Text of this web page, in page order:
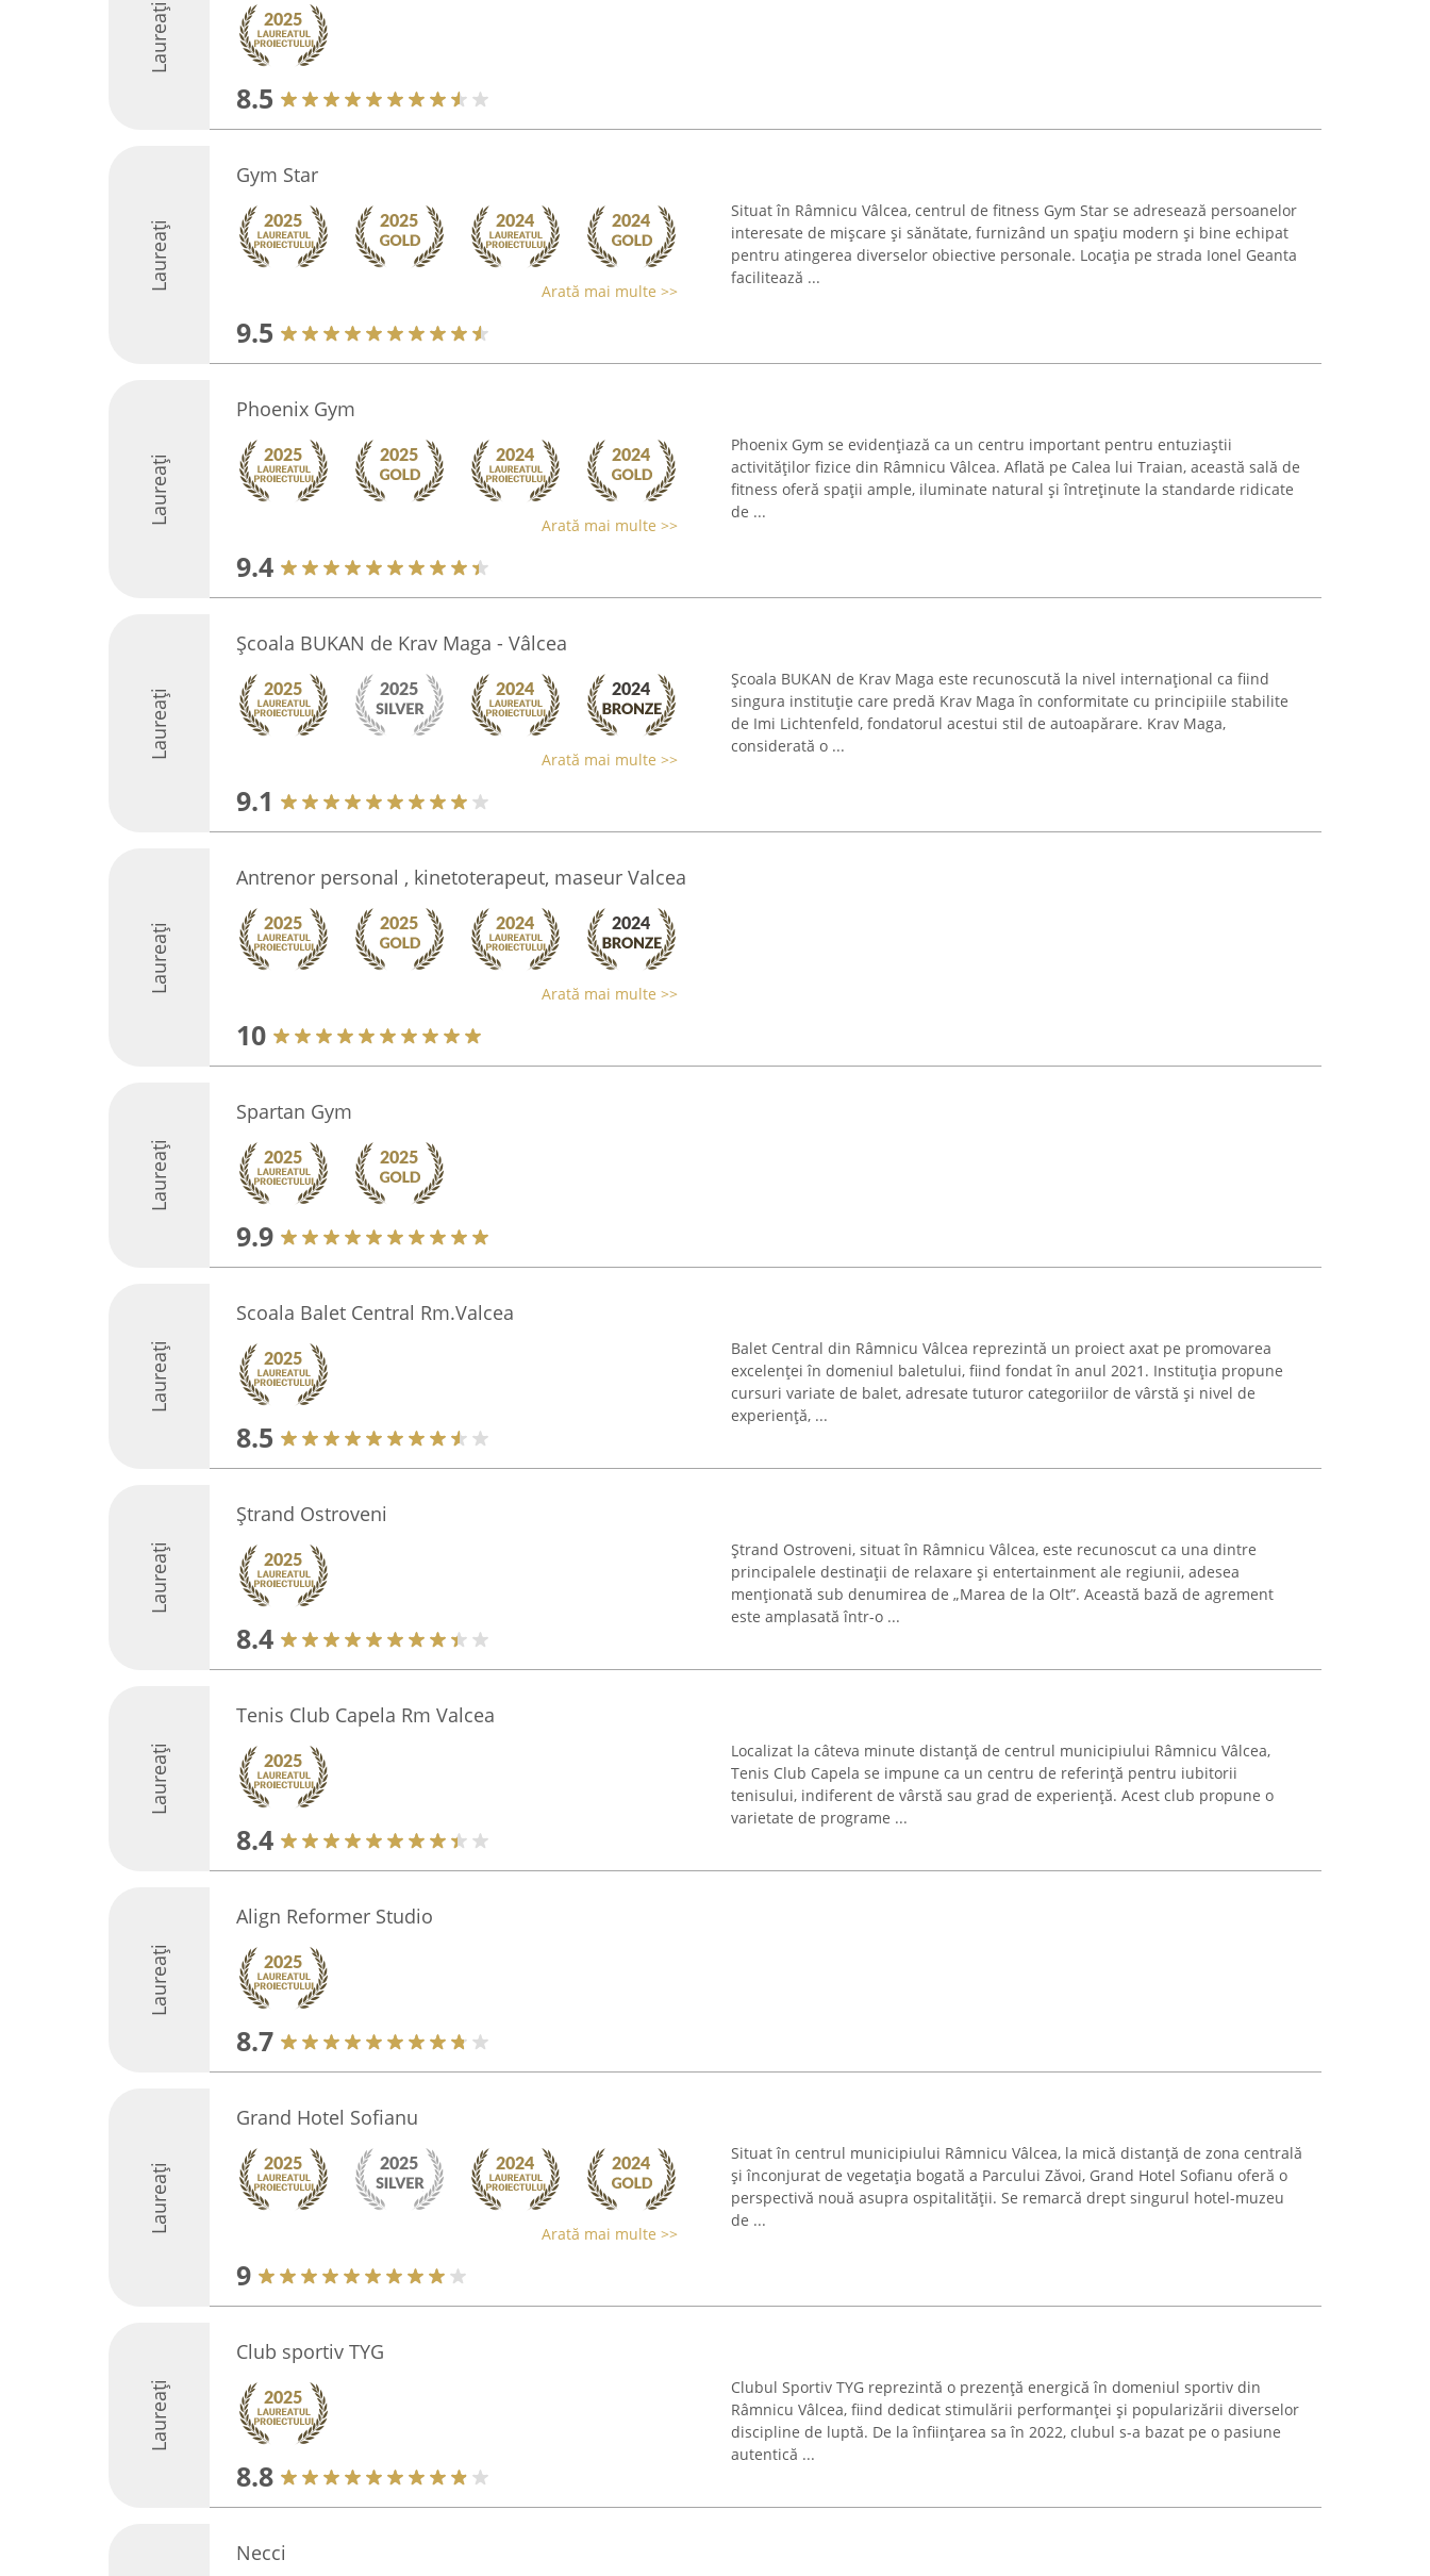
Laureați
8.5
Laureați
Gym Star
Arată mai multe >>
9.5
Situat în Râmnicu Vâlcea, centrul de fitness Gym Star se adresează persoanelor
interesate de mișcare și sănătate, furnizând un spațiu modern și bine echipat
pentru atingerea diverselor obiective personale. Locația pe strada Ionel Geanta
facilitează ...
Laureați
Phoenix Gym
Arată mai multe >>
9.4
Phoenix Gym se evidențiază ca un centru important pentru entuziaștii
activităților fizice din Râmnicu Vâlcea. Aflată pe Calea lui Traian, această sală de
fitness oferă spații ample, iluminate natural și întreținute la standarde ridicate
de ...
Laureați
Școala BUKAN de Krav Maga - Vâlcea
Arată mai multe >>
9.1
Școala BUKAN de Krav Maga este recunoscută la nivel internațional ca fiind
singura instituție care predă Krav Maga în conformitate cu principiile stabilite
de Imi Lichtenfeld, fondatorul acestui stil de autoapărare. Krav Maga,
considerată o ...
Laureați
Antrenor personal , kinetoterapeut, maseur Valcea
Arată mai multe >>
10
Laureați
Spartan Gym
9.9
Laureați
Scoala Balet Central Rm.Valcea
8.5
Balet Central din Râmnicu Vâlcea reprezintă un proiect axat pe promovarea
excelenței în domeniul baletului, fiind fondat în anul 2021. Instituția propune
cursuri variate de balet, adresate tuturor categoriilor de vârstă și nivel de
experiență, ...
Laureați
Ștrand Ostroveni
8.4
Ștrand Ostroveni, situat în Râmnicu Vâlcea, este recunoscut ca una dintre
principalele destinații de relaxare și entertainment ale regiunii, adesea
menționată sub denumirea de „Marea de la Olt”. Această bază de agrement
este amplasată într-o ...
Laureați
Tenis Club Capela Rm Valcea
8.4
Localizat la câteva minute distanță de centrul municipiului Râmnicu Vâlcea,
Tenis Club Capela se impune ca un centru de referință pentru iubitorii
tenisului, indiferent de vârstă sau grad de experiență. Acest club propune o
varietate de programe ...
Laureați
Align Reformer Studio
8.7
Laureați
Grand Hotel Sofianu
Arată mai multe >>
9
Situat în centrul municipiului Râmnicu Vâlcea, la mică distanță de zona centrală
și înconjurat de vegetația bogată a Parcului Zăvoi, Grand Hotel Sofianu oferă o
perspectivă nouă asupra ospitalității. Se remarcă drept singurul hotel-muzeu
de ...
Laureați
Club sportiv TYG
8.8
Clubul Sportiv TYG reprezintă o prezență energică în domeniul sportiv din
Râmnicu Vâlcea, fiind dedicat stimulării performanței și popularizării diverselor
discipline de luptă. De la înființarea sa în 2022, clubul s-a bazat pe o pasiune
autentică ...
Necci